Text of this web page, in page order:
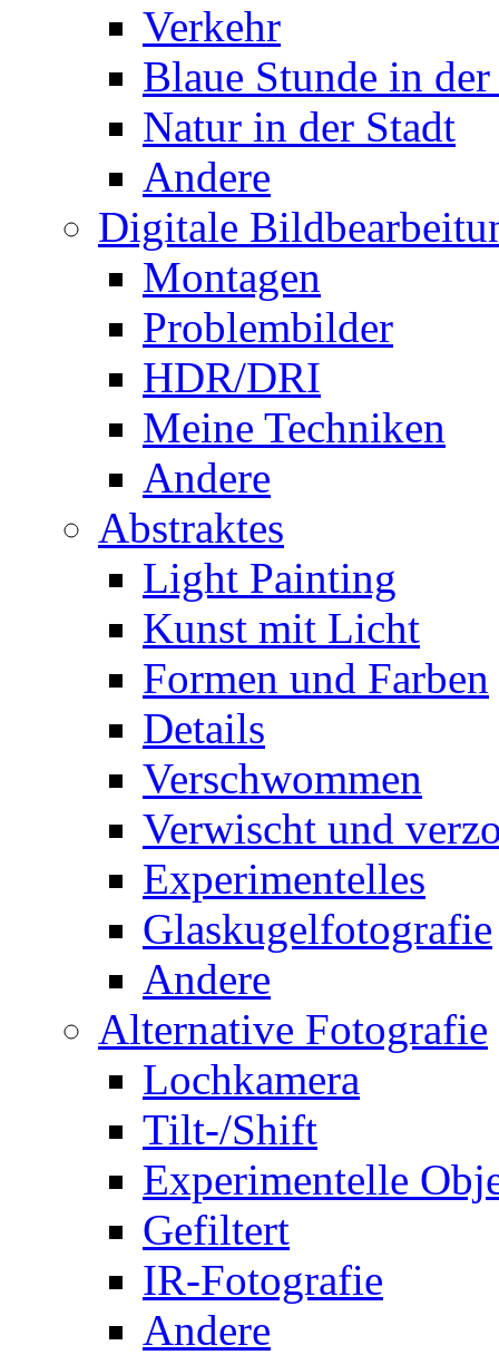
Verkehr
Blaue Stunde in
Natur in der Stadt
Andere
Digitale
Montagen
Problembilder
HDR/DRI
Meine Techniken
Andere
Abstraktes
Light Painting
Kunst mit Licht
Formen und Farben
Details
Verschwommen
Verwischt und
Experimentelles
Glaskugelfotografie
Andere
Alternative Fotografie
Lochkamera
Tilt-/Shift
Experimentelle
Gefiltert
IR-Fotografie
Andere